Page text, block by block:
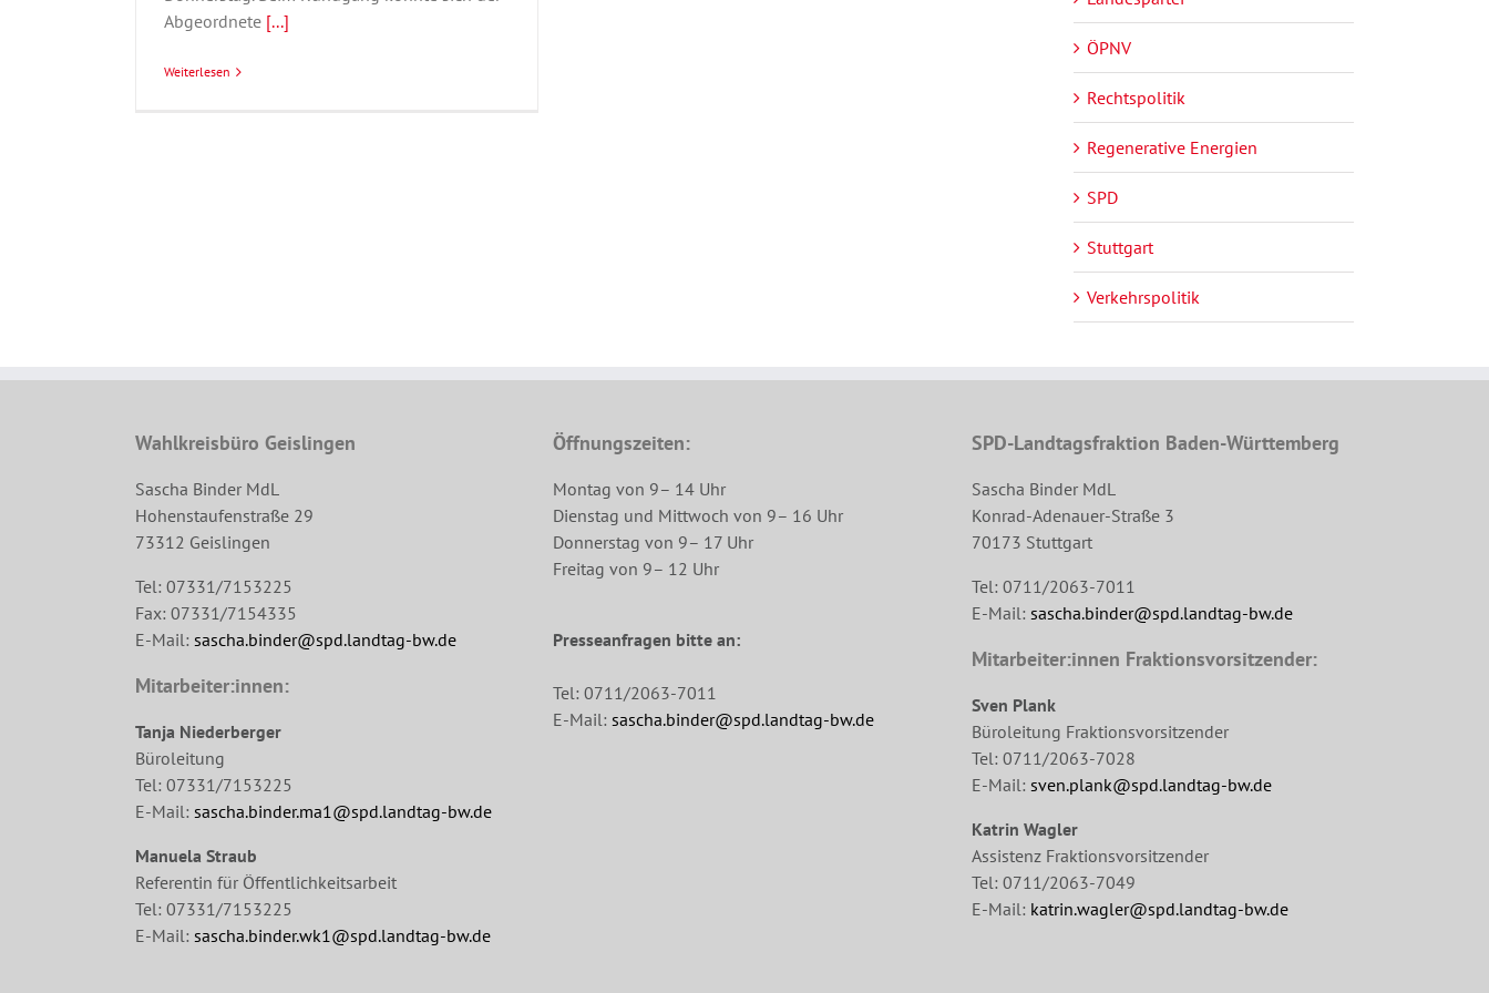
Abgeordnete [...]
Weiterlesen
ÖPNV
Rechtspolitik
Regenerative Energien
SPD
Stuttgart
Verkehrspolitik
Wahlkreisbüro Geislingen
Sascha Binder MdL
Hohenstaufenstraße 29
73312 Geislingen
Tel: 07331/7153225
Fax: 07331/7154335
E-Mail: sascha.binder@spd.landtag-bw.de
Mitarbeiter:innen:
Tanja Niederberger
Büroleitung
Tel: 07331/7153225
E-Mail: sascha.binder.ma1@spd.landtag-bw.de
Manuela Straub
Referentin für Öffentlichkeitsarbeit
Tel: 07331/7153225
E-Mail: sascha.binder.wk1@spd.landtag-bw.de
Öffnungszeiten:
Montag von 9– 14 Uhr
Dienstag und Mittwoch von 9– 16 Uhr
Donnerstag von 9– 17 Uhr
Freitag von 9– 12 Uhr
Presseanfragen bitte an:
Tel: 0711/2063-7011
E-Mail:sascha.binder@spd.landtag-bw.de
SPD-Landtagsfraktion Baden-Württemberg
Sascha Binder MdL
Konrad-Adenauer-Straße 3
70173 Stuttgart
Tel: 0711/2063-7011
E-Mail: sascha.binder@spd.landtag-bw.de
Mitarbeiter:innen Fraktionsvorsitzender:
Sven Plank
Büroleitung Fraktionsvorsitzender
Tel: 0711/2063-7028
E-Mail: sven.plank@spd.landtag-bw.de
Katrin Wagler
Assistenz Fraktionsvorsitzender
Tel: 0711/2063-7049
E-Mail: katrin.wagler@spd.landtag-bw.de